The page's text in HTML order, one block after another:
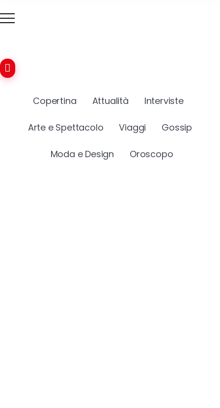
Copertina Attualità Interviste
Arte e Spettacolo Viaggi Gossip
Moda e Design Oroscopo